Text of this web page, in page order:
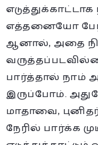
எத்தனையோ பேர்
ஆனால், அதை
பார்த்தால்
இருப்போம்.
மாதாவை,
நேரில் பார்க்க